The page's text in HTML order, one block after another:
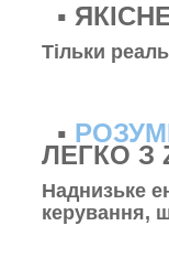
▪️
Тільки
▪️
ЛЕГКО З
Наднизьке
керування,